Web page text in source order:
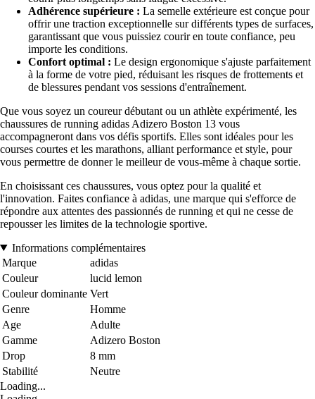
Adhérence supérieure : La semelle extérieure est conçue pour
offrir une traction exceptionnelle sur différents types de surfaces,
garantissant que vous puissiez courir en toute confiance, peu
importe les conditions.
Confort optimal : Le design ergonomique s'ajuste parfaitement
à la forme de votre pied, réduisant les risques de frottements et
de blessures pendant vos sessions d'entraînement.
Que vous soyez un coureur débutant ou un athlète expérimenté, les
chaussures de running adidas Adizero Boston 13 vous
accompagneront dans vos défis sportifs. Elles sont idéales pour les
courses courtes et les marathons, alliant performance et style, pour
vous permettre de donner le meilleur de vous-même à chaque sortie.
En choisissant ces chaussures, vous optez pour la qualité et
l'innovation. Faites confiance à adidas, une marque qui s'efforce de
répondre aux attentes des passionnés de running et qui ne cesse de
repousser les limites de la technologie sportive.
Informations complémentaires
Marque
adidas
Couleur
lucid lemon
Couleur dominante Vert
Genre
Homme
Age
Adulte
Gamme
Adizero Boston
Drop
8 mm
Stabilité
Neutre
Loading...